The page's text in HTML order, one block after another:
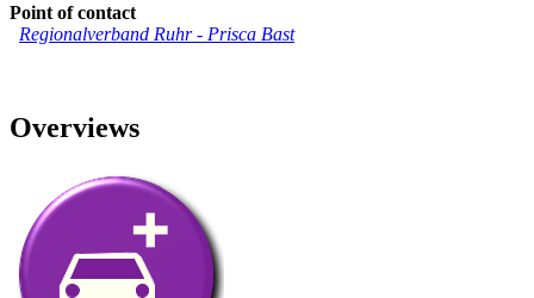
Point of contact
Regionalverband Ruhr- Prisca Bast
Overviews